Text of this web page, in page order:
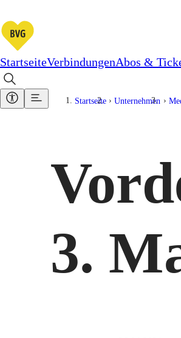
StartseiteVerbindungenAbos &
Startseite Unternehmen
3.